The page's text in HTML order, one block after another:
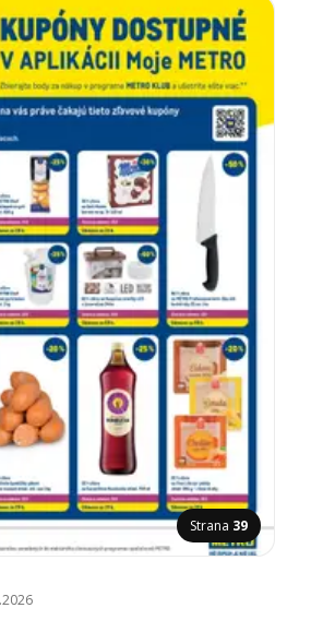
Strana 39